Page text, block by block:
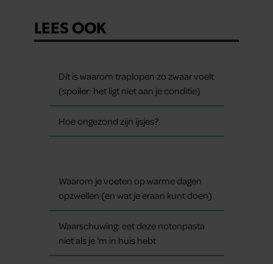
LEES OOK
Dít is waarom traplopen zo zwaar voelt
(spoiler: het ligt niet aan je conditie)
Hoe ongezond zijn ijsjes?
Waarom je voeten op warme dagen
opzwellen (en wat je eraan kunt doen)
Waarschuwing: eet deze notenpasta
niet als je ‘m in huis hebt